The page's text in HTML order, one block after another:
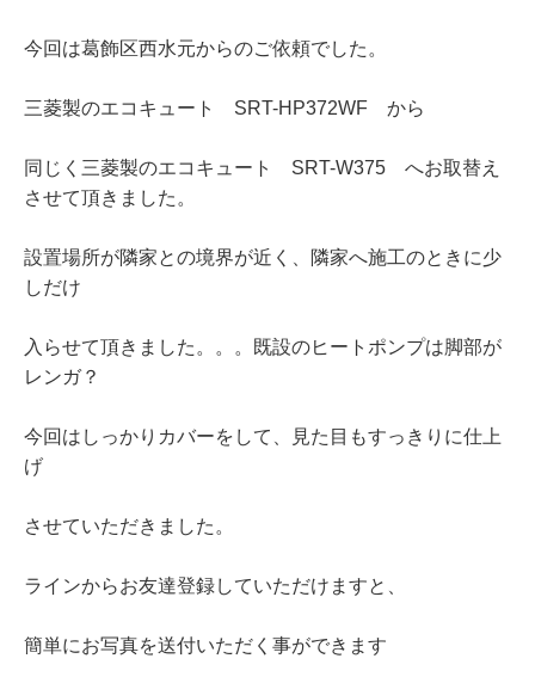
今回は葛飾区西水元からのご依頼でした。
三菱製のエコキュート SRT-HP372WF から
同じく三菱製のエコキュート SRT-W375 へお取替え
させて頂きました。
設置場所が隣家との境界が近く、隣家へ施工のときに少
しだけ
入らせて頂きました。。。既設のヒートポンプは脚部が
レンガ？
今回はしっかりカバーをして、見た目もすっきりに仕上
げ
させていただきました。
ラインからお友達登録していただけますと、
簡単にお写真を送付いただく事ができます